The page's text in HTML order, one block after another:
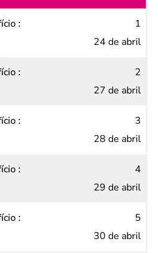
1
24 de abril
2
27 de abril
3
28 de abril
4
29 de abril
5
30 de abril